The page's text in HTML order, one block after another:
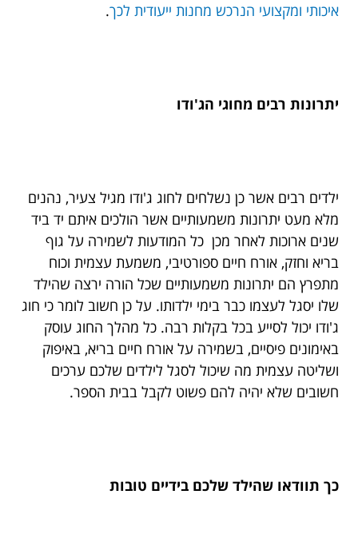
איכותי ומקצועי הנרכש מחנות ייעודית לכך.
יתרונות רבים מחוגי הג'ודו
ילדים רבים אשר כן נשלחים לחוג ג'ודו מגיל צעיר, נהנים
מלא מעט יתרונות משמעותיים אשר הולכים איתם יד ביד
שנים ארוכות לאחר מכן כל המודעות לשמירה על גוף
בריא וחזק, אורח חיים ספורטיבי, משמעת עצמית וכוח
מתפרץ הם יתרונות משמעותיים שכל הורה ירצה שהילד
שלו יסגל לעצמו כבר בימי ילדותו. על כן חשוב לומר כי חוג
ג'ודו יכול לסייע בכל בקלות רבה. כל מהלך החוג עוסק
באימונים פיסיים, בשמירה על אורח חיים בריא, באיפוק
ושליטה עצמית מה שיכול לסגל לילדים שלכם ערכים
חשובים שלא יהיה להם פשוט לקבל בבית הספר.
כך תוודאו שהילד שלכם בידיים טובות